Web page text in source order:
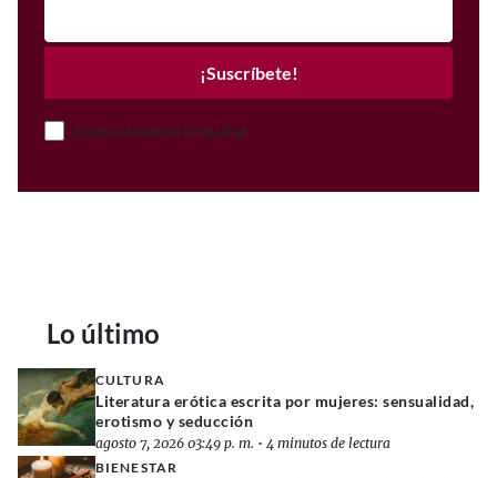
¡Suscríbete!
Acepto el Aviso de Privacidad
Lo último
CULTURA
Literatura erótica escrita por mujeres: sensualidad,
erotismo y seducción
agosto 7, 2026 03:49 p. m. • 4 minutos de lectura
BIENESTAR